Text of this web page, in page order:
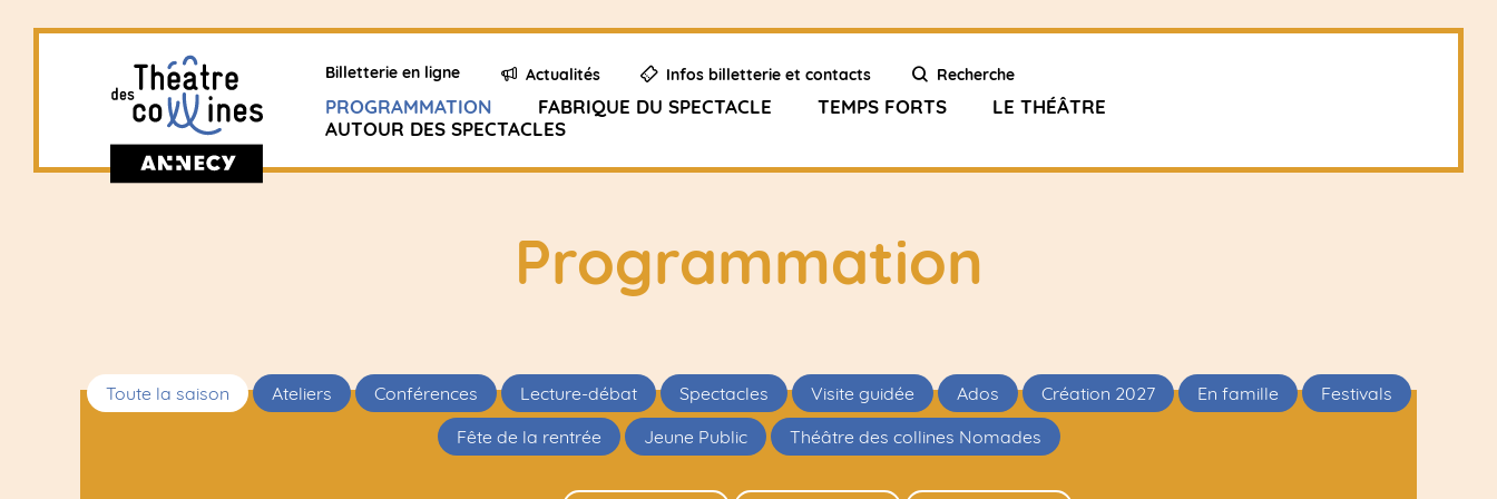
Billetterie en ligne Actualités Infos billetterie et contacts Recherche
PROGRAMMATION FABRIQUE DU SPECTACLE TEMPS FORTS
LE THÉÂTRE
AUTOUR DES SPECTACLES
Programmation
Toute la saison Ateliers Conférences Lecture-débat Spectacles Visite guidée Ados Création 2027 En famille
Festivals
Fête de la rentrée
Jeune Public Théâtre des collines Nomades